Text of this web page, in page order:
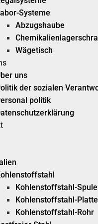
Systeme
Abzugshaube
Wägetisch
uns
der sozialen
politik
Kohlenstoffstahl-Spule
Kohlenstoffstahl-
Kohlenstoffstahl-Rohr